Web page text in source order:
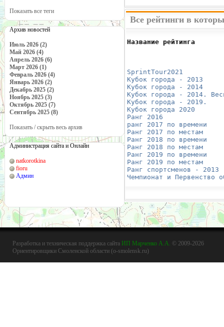
Показать все теги
Архив новостей
Июль 2026 (2)
Май 2026 (4)
Апрель 2026 (6)
Март 2026 (1)
Февраль 2026 (4)
Январь 2026 (2)
Декабрь 2025 (2)
Ноябрь 2025 (3)
Октябрь 2025 (7)
Сентябрь 2025 (8)
Показать / скрыть весь архив
Администрация сайта и Онлайн
natkorotkina
fioru
Админ
Все рейтинги в
Название рейтинга
SprintTour2021
Кубок города - 2013
Кубок города - 2014
Кубок города - 2014.
Кубок города - 2019.
Кубок города 2020
Ранг 2016
ранг 2017 по времени
Ранг 2017 по местам
Ранг 2018 по времени
Ранг 2018 по местам
Ранг 2019 по времени
Ранг 2019 по местам
Ранг спортсменов - 2013
Чемпионат и Первенство
Разработка и техническая поддержка сайта ИП Марченко А.А. © 2009-2026
Ориентировщики Смоленской области (o-smolensk.ru)